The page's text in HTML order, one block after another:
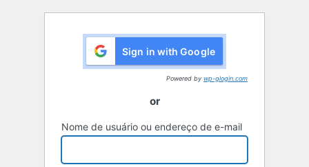
Sign in with Google
Powered by wp-glogin.com
or
Nome de usuário ou endereço de e-mail